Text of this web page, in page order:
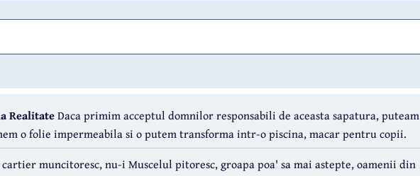
RealitateDaca primim acceptul domnilor responsabili de aceasta sapatura, puteam
o folie impermeabila si o putem transforma intr-o piscina, macar pentru copii.
muncitoresc, nu-i Muscelul pitoresc, groapa poa' sa mai astepte, oamenii din